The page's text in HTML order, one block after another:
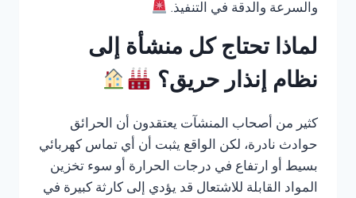
والسرعة والدقة في التنفيذ.
لماذا تحتاج كل منشأة إلى
نظام إنذار حريق؟
كثير من أصحاب المنشآت يعتقدون أن الحرائق
حوادث نادرة، لكن الواقع يثبت أن أي تماس كهربائي
بسيط أو ارتفاع في درجات الحرارة أو سوء تخزين
المواد القابلة للاشتعال قد يؤدي إلى كارثة كبيرة في